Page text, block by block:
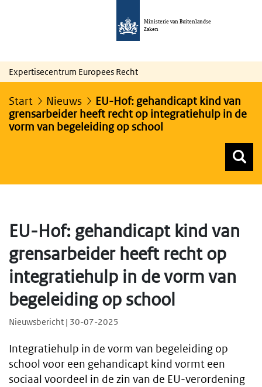
Ministerie van Buitenlandse
Zaken
Expertisecentrum Europees Recht
Start Nieuws
EU-Hof: gehandicapt kind van
grensarbeider heeft recht op integratiehulp in de
vorm van begeleiding op school
EU-Hof: gehandicapt kind van
grensarbeider heeft recht op
integratiehulp in de vorm van
begeleiding op school
Nieuwsbericht | 30-07-2025
Integratiehulp in de vorm van begeleiding op
school voor een gehandicapt kind vormt een
sociaal voordeel in de zin van de EU-verordening